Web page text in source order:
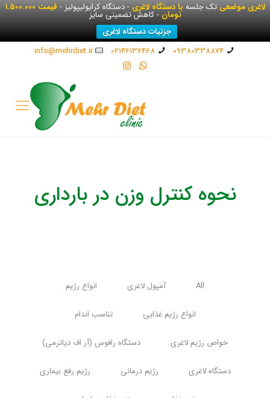
لاغری موضعیتک جلسهبا دستگاه لاغری- دستگاه کرایولیپولیز - قیمت 1.500.000
تومان- کاهش تضمینی سایز
جزئیات دستگاه لاغری
09380338874
02146136468
info@mehrdiet.ir
نحوه کنترل وزن در بارداری
All آمپول لاغری انواع رژیم
انواع رژیم غذایی تناسب اندام
خواص رژیم لاغری دستگاه رافوس (آر اف دیاترمی)
دستگاه لاغری رژیم درمانی رژیم رفع بیماری